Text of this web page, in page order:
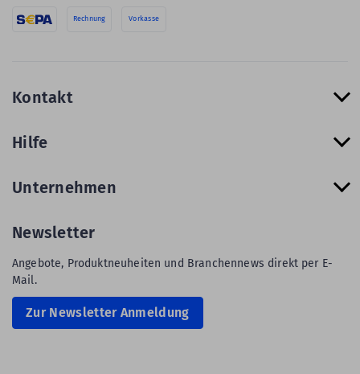
Rechnung Vorkasse
Kontakt
Hilfe
Unternehmen
Newsletter
Angebote, Produktneuheiten und Branchennews direkt per E-
Mail.
Zur Newsletter Anmeldung